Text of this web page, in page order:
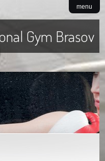
menu
Gym Brasov